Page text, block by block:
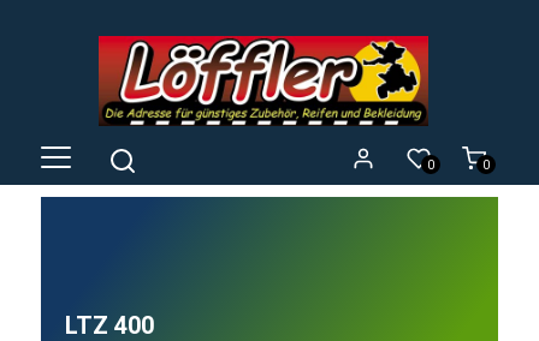
0
0
LTZ 400